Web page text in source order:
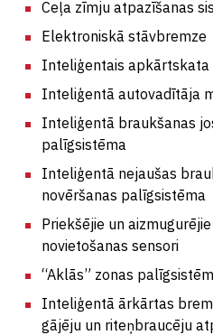
Ceļa zīmju atpazīšanas
Elektroniskā stāvbremze
Inteliģentais apkārtskata
Inteliģentā autovadītāja
Inteliģentā braukšanas
palīgsistēma
Inteliģentā nejaušas
novēršanas palīgsistēma
Priekšējie un
novietošanas sensori
“Aklās” zonas
Inteliģentā ārkārtas
gājēju un riteņbraucēju